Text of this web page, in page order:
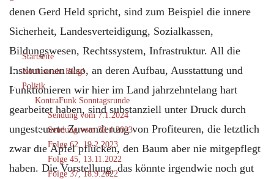
Startseite
Noch so ein Blog!
Politik
KontraFunk Sonntagsrunde
Sendung vom 7.1.2024
Sendung vom 30.4.2023
Folge 62, 19.2.2023
Folge 45, 13.11.2022
Folge 37, 18.9.2022
denen Gerd Held spricht, sind zum Beispiel die innere
Sicherheit, Landesverteidigung, Sozialkassen,
Bildungswesen, Rechtssystem, Infrastruktur. All die
Institutionen also, an deren Aufbau, Ausstattung und
Funktionieren wir hier im Land jahrzehntelang hart
gearbeitet haben, sind substanziell unter Druck durch
ungesteuerte Zuwanderung von Profiteuren, die letztlich
zwar die Äpfel pflücken, den Baum aber nie mitgepflegt
haben. Die Vorstellung, das könnte irgendwie noch gut